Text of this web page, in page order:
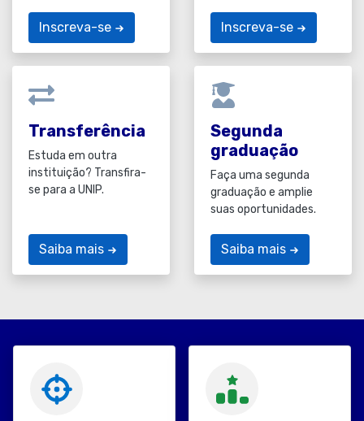
Inscreva-se Inscreva-se
Transferência
Estuda em outra
instituição? Transfira-
se para a UNIP.
Saiba mais
Segunda
graduação
Faça uma segunda
graduação e amplie
suas oportunidades.
Saiba mais